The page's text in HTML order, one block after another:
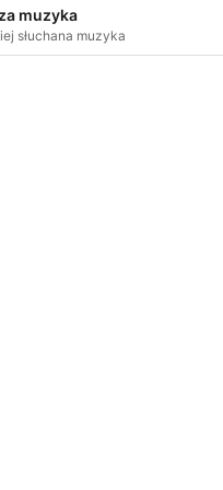
muzyka
słuchana muzyka